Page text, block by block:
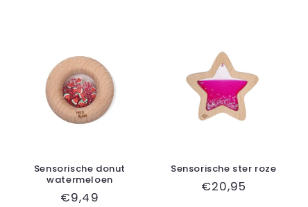
Sensorische donut
watermeloen
Normale
€9,49
Sensorische ster roze
Normale
€20,95